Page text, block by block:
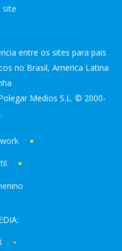
site
entre os sites para pais
no Brasil, America Latina
Medios S.L. © 2000-